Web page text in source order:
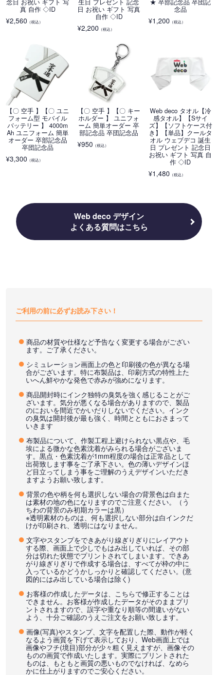
念日 お祝い ギフト 写
真 自作 ◇ID
¥2,560 （税込）
生日 プレゼント 記念
日 お祝い ギフト 写真
自作 ◇ID
¥2,200 （税込）
★ 卒部記念品 卒団記
念品
¥1,200 （税込）
【〇 空手 】【〇 ユニ
フォーム型 モバイル
バッテリー 】 4000m
Ah ユニフォーム 簡単
オーダー 卒部記念品
卒団記念品
¥3,300 （税込）
【〇 空手 】【〇 キー
ホルダー 】 ユニフォ
ーム 簡単オーダー 卒
部記念品 卒団記念品
¥950 （税込）
Web deco タオル【冷
感タオル】【Sサイ
ズ】【ソフトケース付
き】【単品】クールタ
オル ウェブデコ 誕生
日 プレゼント 記念日
お祝い ギフト 写真 自
作 ◇ID
¥1,480 （税込）
Web deco デザイン
よくある質問はこちら
ご利用の前に必ずお読み下さい！
商品の材質や仕様など予告なく変更する場合がござい
ます。ご了承ください。
シミュレーション画面上の色と印刷後の色が異なる場
合がございます。特に布製品は、印刷方式の特性上た
いへん鮮やかな発色で赤みが強めになります。
商品開封時にインク独特の臭気を強く感じることがご
ざいます。気分が悪くなる場合がありますので、製品
のにおいを間近でかいだりしないでください。インク
の臭気は開封後が最も強く、時間とともにおさまって
いきます
布製品について、作製工程上避けられない黒点や、毛
埃による微かな色素沈着がみられる場合がございま
す。黒点・色素沈着が1mm程度の場合は正常品として
出荷致します事をご了承下さい。色の薄いデザインほ
ど目立ってしまう事をご理解のうえデザインいただき
ますようお願い致します。
背景の色や柄を何も選択しない場合の背景色は白また
は素材の地の色になりますのでご注意ください。（う
ちわの背景のみ初期カラーは黒）
※透明素材のものは、何も選択しない部分は白インクだ
けが印刷され、透明にはなりません。
文字やスタンプをできあがり線ぎりぎりにレイアウト
する際、画面上で少しでもはみ出していれば、その部
分は切れた状態でプリントされてしまいます。できあ
がり線ぎりぎりで作成する場合は、すべてが枠の中に
入っているかどうかしっかりと確認してください。(意
図的にはみ出している場合は除く)
お客様の作成したデータは、こちらで修正することは
できません。お客様が作成したデータがそのままプリ
ントされますので、誤字や重なり順等の間違いがない
よう、十分ご確認のうえご注文をお願い致します。
画像(写真)やスタンプ、文字を配置した際、動作が軽く
なるよう画質を下げて表示しており、Web画面上では
画像やフチ(境目)部分が少々粗く見えますが、画像その
ものの画質で作成いたします。実際にプリントされた
ものは、もともと画質の悪いものでなければ、なめら
かに仕上がりますのでご安心ください。